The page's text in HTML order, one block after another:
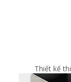
Thiết kế